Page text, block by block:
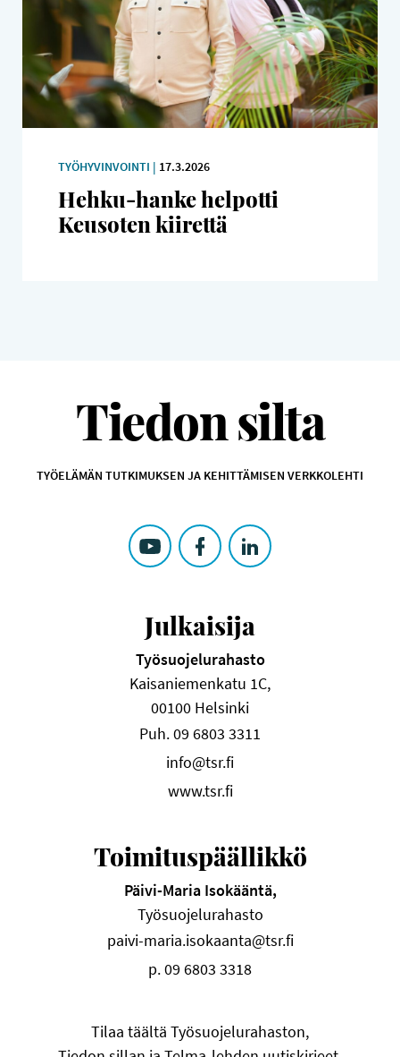
TYÖHYVINVOINTI | 17.3.2026
Hehku-hanke helpotti
Keusoten kiirettä
Tiedon silta
TYÖELÄMÄN TUTKIMUKSEN JA KEHITTÄMISEN VERKKOLEHTI
SEURAA TIEDON SILTA KOHTEESSA: YOUTUBE
SEURAA TIEDON SILTA KOHTEESSA:
SEURAA TIEDON SILTA
Julkaisija
Työsuojelurahasto
Kaisaniemenkatu 1C,
00100 Helsinki
Puh. 09 6803 3311
info@tsr.fi
www.tsr.fi
Toimituspäällikkö
Päivi-Maria Isokääntä,
Työsuojelurahasto
paivi-maria.isokaanta@tsr.fi
p. 09 6803 3318
Tilaa täältä Työsuojelurahaston,